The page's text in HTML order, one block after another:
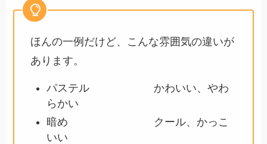
ほんの一例だけど、こんな雰囲気の違いが
あります。
パステル かわいい、やわ
らかい
暗め クール、かっこ
いい